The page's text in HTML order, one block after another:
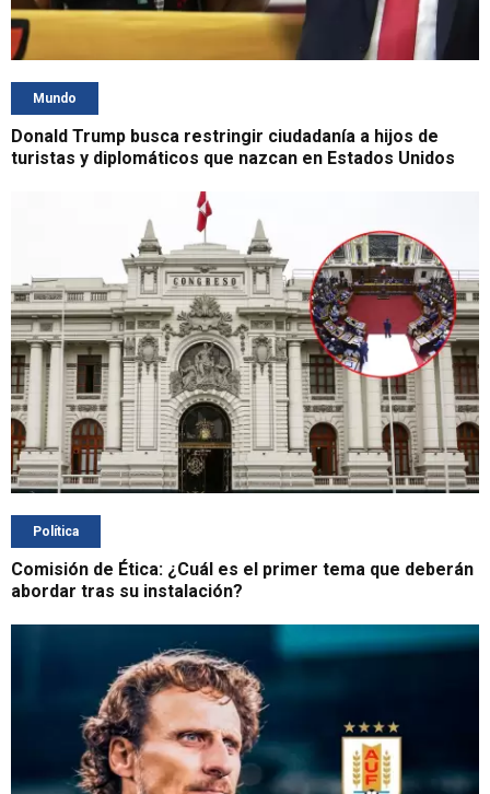
Mundo
Donald Trump busca restringir ciudadanía a hijos de
turistas y diplomáticos que nazcan en Estados Unidos
Política
Comisión de Ética: ¿Cuál es el primer tema que deberán
abordar tras su instalación?